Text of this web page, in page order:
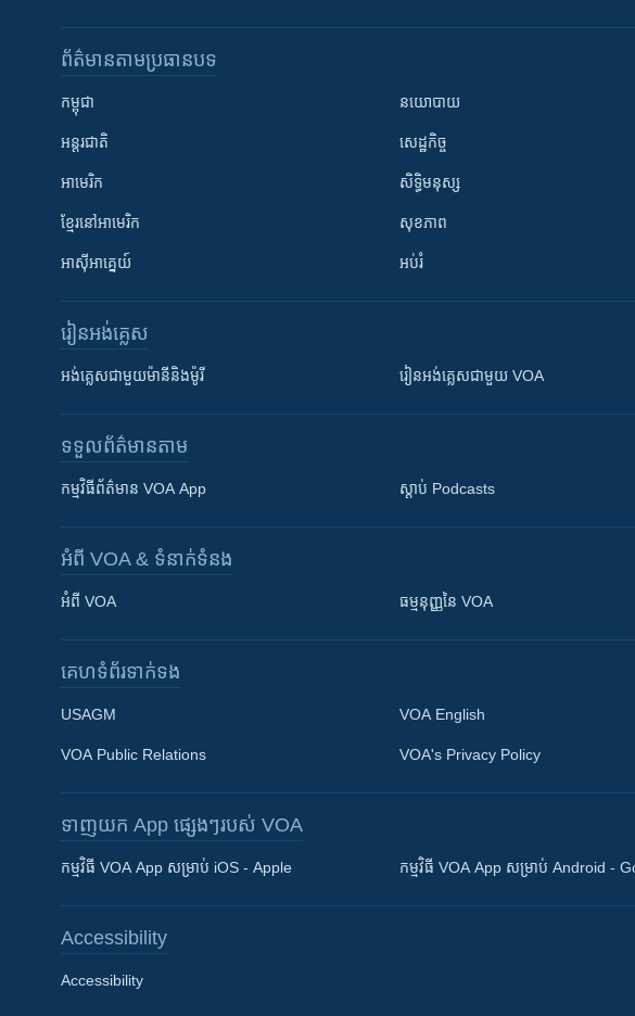
Khmer English
ភាសា
ព័ត៌មាន​តាមប្រធានបទ​
កម្ពុជា
អន្តរជាតិ
អាមេរិក
ខ្មែរ​នៅអាមេរិក
អាស៊ីអាគ្នេយ៍
នយោបាយ
សេដ្ឋកិច្ច
សិទ្ធិមនុស្ស
សុខភាព
អប់រំ
រៀន​​អង់គ្លេស
អង់គ្លេស​ជាមួយ​ម៉ានី​និង​ម៉ូរី រៀន​​​​​​អង់គ្លេស​​ជាមួយ VOA
ទទួល​ព័ត៌មាន​តាម
កម្មវិធី​ព័ត៌មាន VOA App ស្តាប់ Podcasts
អំពី​ VOA & ទំនាក់ទំនង
អំពី​ VOA ធម្មនុញ្ញ​នៃ VOA
គេហទំព័រ​​ទាក់ទង
USAGM
VOA Public Relations
VOA English
VOA's Privacy Policy
ទាញយក​ App ផ្សេងៗ​របស់​ VOA
កម្មវិធី​ VOA App សម្រាប់ iOS - Apple កម្មវិធី​ VOA App សម្រាប់ Android -
Accessibility
Accessibility